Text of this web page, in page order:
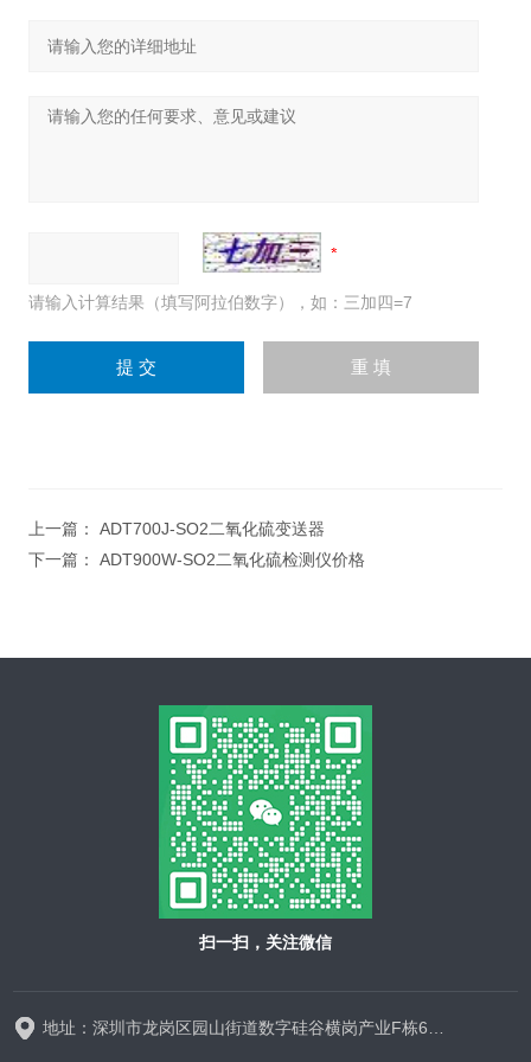
请输入计算结果（填写阿拉伯数字），如：三加四=7
上一篇： ADT700J-SO2二氧化硫变送器
下一篇： ADT900W-SO2二氧化硫检测仪价格
扫一扫，关注微信
地址：深圳市龙岗区园山街道数字硅谷横岗产业F栋628-629